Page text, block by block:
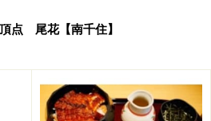
のパクチーをまんべんなくまぜ
豪快に麺をすすると、まずやっ
どよい辛さ。小麦粉の豊かな甘
特の香りがガツンと伝わってき
ーが勝ちすぎることはありませ
点 尾花【南千住】